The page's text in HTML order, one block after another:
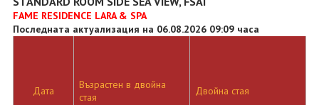
FAME RESIDENCE LARA & SPA
Последната актуализация на 06.08.2026 09:09 часа
Дата
Възрастен в двойна
стая
Двойна стая